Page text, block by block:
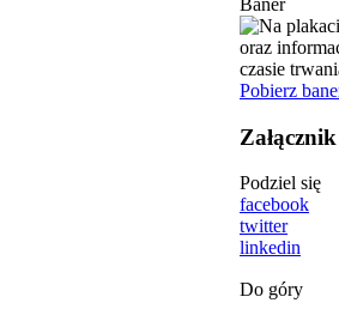
Baner
Pobierz
Załącznik
Podziel się
facebook
twitter
linkedin
Do góry